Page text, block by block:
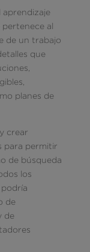
aprendizaje
pertenece al
de un trabajo
que
planes de
crear
para permitir
de búsqueda
los
de
de